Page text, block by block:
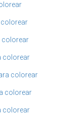
colorear
colorear
colorear
colorear
colorear
colorear